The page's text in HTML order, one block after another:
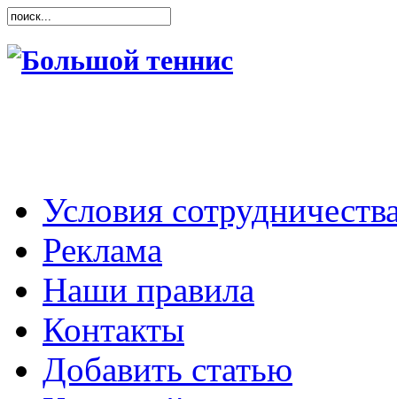
Условия
Реклама
Наши правила
Контакты
Добавить статью